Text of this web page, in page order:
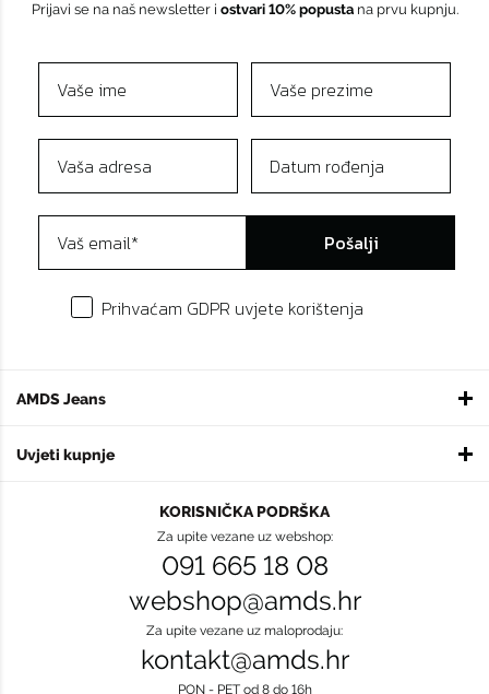
AMDS Jeans
Uvjeti kupnje
Prijavi se na naš newsletter i ostvari 10% popustana prvu kupnju.
Pošalji
Prihvaćam GDPR uvjete korištenja
KORISNIČKA PODRŠKA
Za upite vezane uz webshop:
091 665 18 08
webshop@amds.hr
Za upite vezane uz maloprodaju:
kontakt@amds.hr
PON - PET od 8 do 16h